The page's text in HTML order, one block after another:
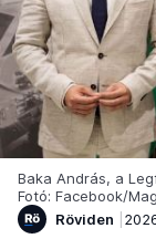
Baka András, a
Fotó: Facebook/
Röviden